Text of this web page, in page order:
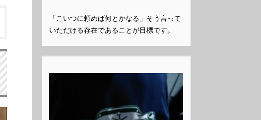
「こいつに頼めば何とかなる」そう言って
いただける存在であることが目標です。